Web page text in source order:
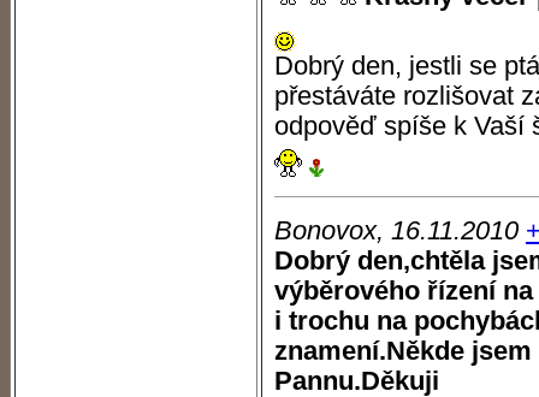
Dobrý den, jestli se
přestáváte rozlišovat
odpověď spíše k Vaší
Bonovox, 16.11.2010
Dobrý den,chtěla
výběrového řízení
i trochu na
znamení.Někde
Pannu.Děkuji